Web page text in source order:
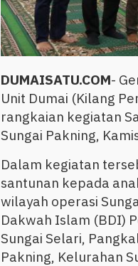
DUMAISATU.COM-
Unit Dumai (Kilang
rangkaian kegiatan
Sungai Pakning,
Dalam kegiatan
santunan kepada
wilayah operasi
Dakwah Islam (BDI)
Sungai Selari,
Pakning, Kelurahan